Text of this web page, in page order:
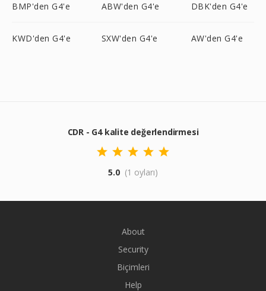
BMP'den G4'e ABW'den G4'e DBK'den G4'e
KWD'den G4'e SXW'den G4'e AW'den G4'e
CDR - G4 kalite değerlendirmesi
5.0 (1 oyları)
About
Security
Biçimleri
Help